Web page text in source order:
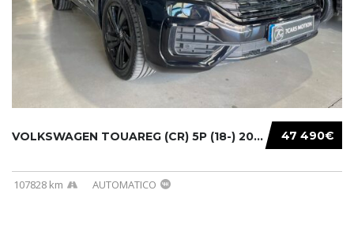
47 490€
VOLKSWAGEN TOUAREG (CR) 5P (18-) 2021...
107828 km AUTOMATICO